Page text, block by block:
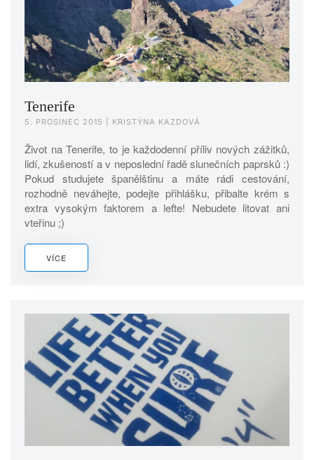
Tenerife
5. PROSINEC 2015 | KRISTÝNA KAZDOVÁ
Život na Tenerife, to je každodenní příliv nových zážitků,
lidí, zkušeností a v neposlední řadě slunečních paprsků :)
Pokud studujete španělštinu a máte rádi cestování,
rozhodně neváhejte, podejte přihlášku, přibalte krém s
extra vysokým faktorem a leťte! Nebudete litovat ani
vteřinu ;)
VÍCE